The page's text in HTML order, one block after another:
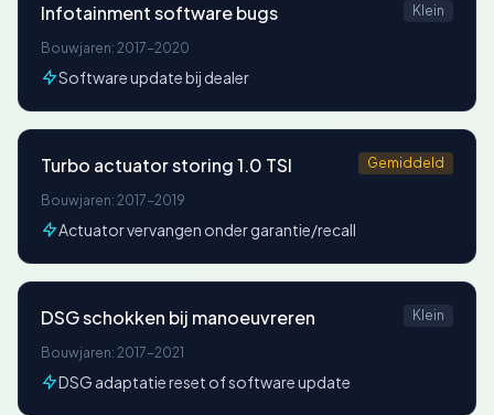
Infotainment software bugs Klein
Bouwjaren: 2017-2020
Software update bij dealer
Turbo actuator storing 1.0 TSI Gemiddeld
Bouwjaren: 2017-2019
Actuator vervangen onder garantie/recall
DSG schokken bij manoeuvreren Klein
Bouwjaren: 2017-2021
DSG adaptatie reset of software update